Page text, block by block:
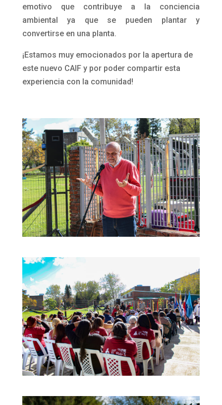
emotivo que contribuye a la conciencia
ambiental ya que se pueden plantar y
convertirse en una planta.
¡Estamos muy emocionados por la apertura de
este nuevo CAIF y por poder compartir esta
experiencia con la comunidad!